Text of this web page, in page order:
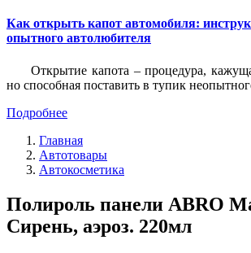
Как открыть капот автомобиля:
опытного автолюбителя
Открытие капота – процедура,
но способная поставить в тупик
Подробнее
Главная
Автотовары
Автокосметика
Полироль панели ABRO
Сирень, аэроз. 220мл